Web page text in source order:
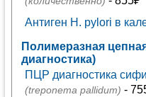
Антиген H. pylori в
Полимеразная
диагностика)
ПЦР диагностика
(treponema pallidum) -